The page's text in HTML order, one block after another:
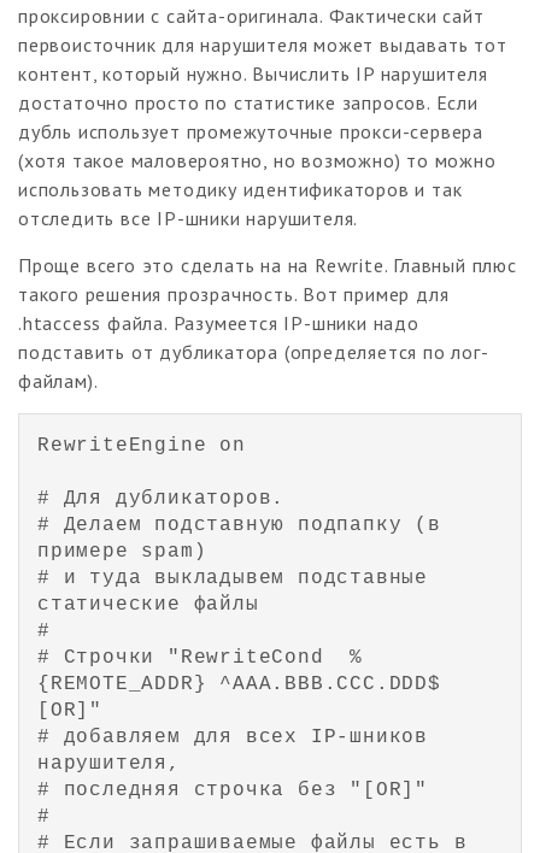
проксировнии с сайта-оригинала. Фактически сайт
первоисточник для нарушителя может выдавать тот
контент, который нужно. Вычислить IP нарушителя
достаточно просто по статистике запросов. Если
дубль использует промежуточные прокси-сервера
(хотя такое маловероятно, но возможно) то можно
использовать методику идентификаторов и так
отследить все IP-шники нарушителя.
Проще всего это сделать на на Rewrite. Главный плюс
такого решения прозрачность. Вот пример для
.htaccess файла. Разумеется IP-шники надо
подставить от дубликатора (определяется по лог-
файлам).
RewriteEngine on
# Для дубликаторов.
# Делаем подставную подпапку (в
примере spam)
# и туда выкладывем подставные
статические файлы
#
# Строчки "RewriteCond  %
{REMOTE_ADDR} ^AAA.BBB.CCC.DDD$
[OR]"
# добавляем для всех IP-шников
нарушителя,
# последняя строчка без "[OR]"
#
# Если запрашиваемые файлы есть в